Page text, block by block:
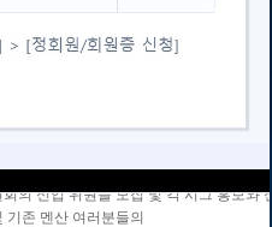
회원들과 새로운 멘사 회원들이 서로
테이션에 참석하시는 테스트 통과자분들
로 등록하시는 분들에게는 멘사 뱃지, 회
엔테이션의 개최 지역은 서울이지만,
회의 신입 위원들 모집 및 각 시그 홍보와
기존 멘산 여러분들의